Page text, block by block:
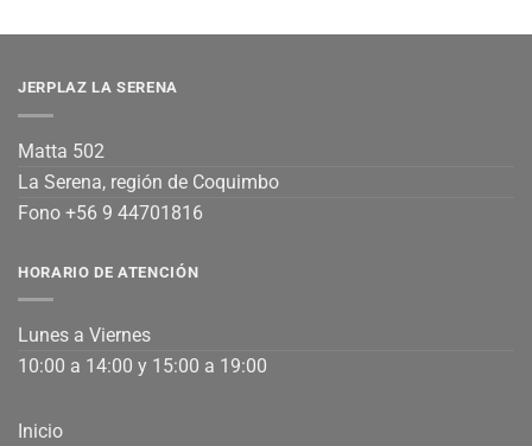
JERPLAZ LA SERENA
Matta 502
La Serena, región de Coquimbo
Fono +56 9 44701816
HORARIO DE ATENCIÓN
Lunes a Viernes
10:00 a 14:00 y 15:00 a 19:00
Inicio